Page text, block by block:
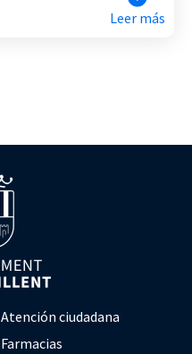
Leer más
Atención ciudadana
Farmacias